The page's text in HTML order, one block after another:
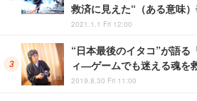
救済に見えた“（ある意味
2021.1.1 Fri 12:00
“日本最後のイタコ”が語る
ィ―ゲームでも迷える魂を
2019.8.30 Fri 11:00